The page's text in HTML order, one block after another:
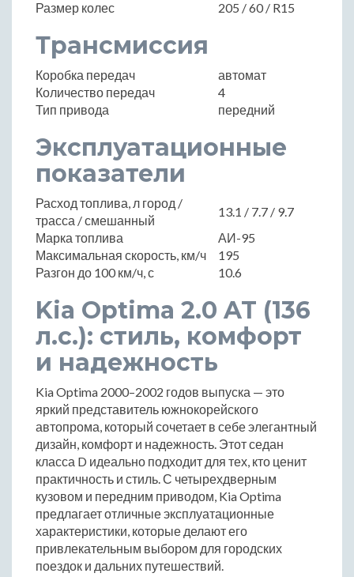
Размер колес 205 / 60 / R15
Трансмиссия
Коробка передач
автомат
Количество передач
4
Тип привода
передний
Эксплуатационные
показатели
Расход топлива, л город /
трасса / смешанный
13.1 / 7.7 / 9.7
Марка топлива
АИ-95
Максимальная скорость, км/ч
195
Разгон до 100 км/ч, с
10.6
Kia Optima 2.0 AT (136
л.с.): стиль, комфорт
и надежность
Kia Optima 2000–2002 годов выпуска — это
яркий представитель южнокорейского
автопрома, который сочетает в себе элегантный
дизайн, комфорт и надежность. Этот седан
класса D идеально подходит для тех, кто ценит
практичность и стиль. С четырехдверным
кузовом и передним приводом, Kia Optima
предлагает отличные эксплуатационные
характеристики, которые делают его
привлекательным выбором для городских
поездок и дальних путешествий.